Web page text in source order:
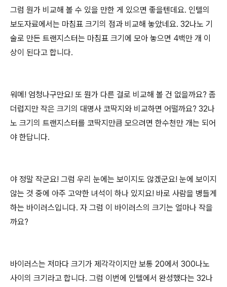
그럼 뭔가 비교해 볼 수 있을 만한 게 있으면 좋을텐데요. 인텔의
보도자료에서는 마침표 크기의 점과 비교해 놓았네요. 32나노 기
술로 만든 트랜지스터는 마침표 크기에 모아 놓으면 4백만 개 이
상이 된다고 합니다.
워메! 엄청나구만요! 또 뭔가 다른 걸로 비교해 볼 건 없을까요? 좀
더럽지만 작은 크기의 대명사 코딱지와 비교하면 어떨까요? 32나
노 크기의 트랜지스터를 코딱지만큼 모으려면 한수천만 개는 되어
야 한답니다.
야 정말 작군요! 그럼 우리 눈에는 보이지도 않겠군요! 눈에 보이지
않는 것 중에 아주 고약한 녀석이 하나 있지요! 바로 사람을 병들게
하는 바이러스입니다. 자 그럼 이 바이러스의 크기는 얼마나 작을
까요?
바이러스는 저마다 크기가 제각각이지만 보통 20에서 300나노
사이의 크기라고 합니다. 그럼 이번에 인텔에서 완성했다는 32나